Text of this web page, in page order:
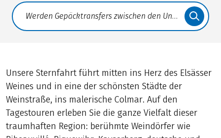
Translate: a11y.faq.search
Unsere Sternfahrt führt mitten ins Herz des Elsässer
Weines und in eine der schönsten Städte der
Weinstraße, ins malerische Colmar. Auf den
Tagestouren erleben Sie die ganze Vielfalt dieser
traumhaften Region: berühmte Weindörfer wie